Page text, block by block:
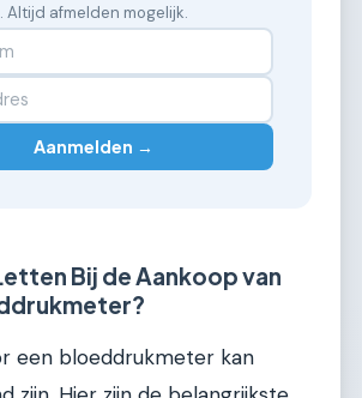
Altijd afmelden mogelijk.
Aanmelden →
Bij de Aankoop van
een bloeddrukmeter kan